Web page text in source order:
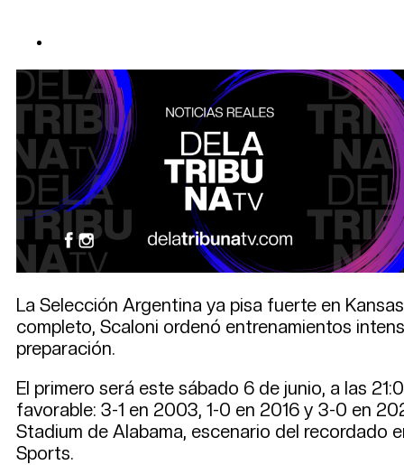
La Selección Argentina ya pisa fuerte en
completo, Scaloni ordenó entrenamientos
preparación.
El primero será este sábado 6 de junio, a las
favorable: 3-1 en 2003, 1-0 en 2016 y 3-0 en
Stadium de Alabama, escenario del recordado
Sports.